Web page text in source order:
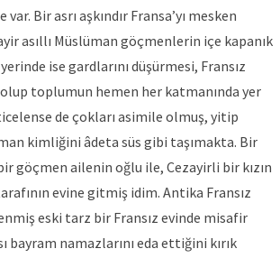
Bir asrı aşkındır Fransa’yı mesken
asıllı Müslüman göçmenlerin içe kapanık
ise gardlarını düşürmesi, Fransız
toplumun hemen her katmanında yer
de çokları asimile olmuş, yitip
kimliğini âdeta süs gibi taşımakta. Bir
göçmen ailenin oğlu ile, Cezayirli bir kızın
evine gitmiş idim. Antika Fransız
eski tarz bir Fransız evinde misafir
bayram namazlarını eda ettiğini kırık